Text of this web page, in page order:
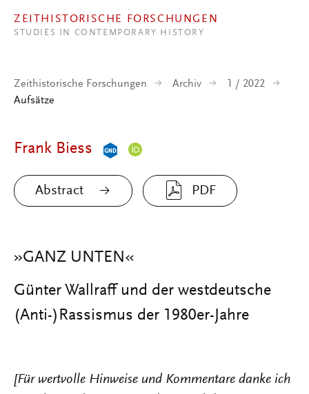
ZEITHISTORISCHE FORSCHUNGEN
STUDIES IN CONTEMPORARY HISTORY
Zeithistorische Forschungen Archiv
1 / 2022
Aufsätze
Frank Biess
Abstract PDF
»GANZ UNTEN«
Günter Wallraff und der westdeutsche
(Anti-)Rassismus der 1980er-Jahre
[Für wertvolle Hinweise und Kommentare danke ich